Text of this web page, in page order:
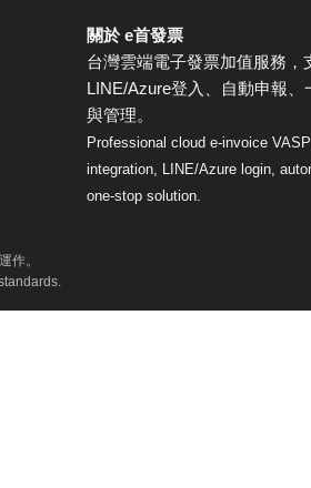
關於 e首發票
台灣雲端電子發票加值服務，
LINE/Azure登入、自動申報、
與管理。
Professional cloud e-invoice
integration, LINE/Azure login,
one-stop solution.
作。